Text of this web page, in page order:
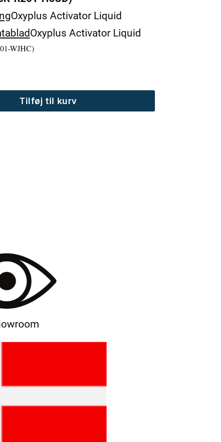
Oxyplus Activator Liquid
Oxyplus Activator Liquid
WJHC)
Tilføj til kurv